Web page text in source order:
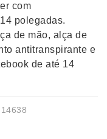
com
polegadas.
de mão, alça de
antitranspirante e
de até 14